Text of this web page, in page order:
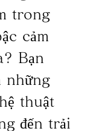
trong
cảm
Bạn
những
thuật
đến trải